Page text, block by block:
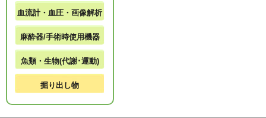
血流計・血圧・画像解析
麻酔器/手術時使用機器
魚類・生物(代謝･運動)
掘り出し物